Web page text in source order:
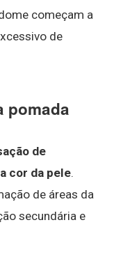
começam a
de
pomada
de
cor da pele.
de áreas da
secundária e